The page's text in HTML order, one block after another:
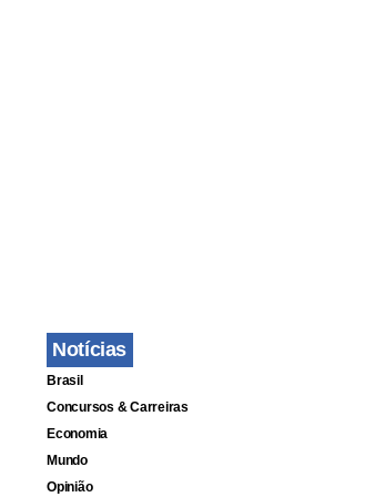
Notícias
Brasil
Concursos & Carreiras
Economia
Mundo
Opinião